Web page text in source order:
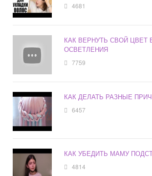
4681
КАК ВЕРНУТЬ СВОЙ ЦВЕТ
ОСВЕТЛЕНИЯ
7759
КАК ДЕЛАТЬ РАЗНЫЕ
6457
КАК УБЕДИТЬ МАМУ
4814